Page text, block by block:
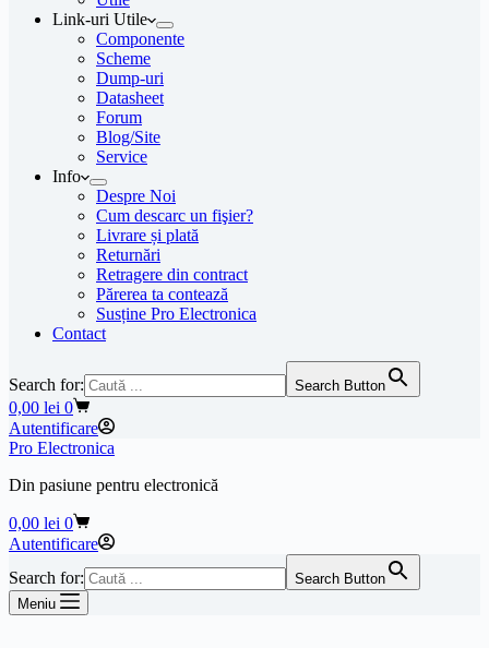
Link-uri Utile
Componente
Scheme
Dump-uri
Datasheet
Forum
Blog/Site
Service
Info
Despre Noi
Cum descarc un fişier?
Livrare și plată
Returnări
Retragere din contract
Părerea ta contează
Susține Pro Electronica
Contact
Search for: Search Button
Coș
de
cumpărături
0,00 lei 0
Autentificare
Pro Electronica
Din pasiune pentru electronică
Coș
de
0,00 lei 0
Autentificare
Search for:
Search Button
Meniu